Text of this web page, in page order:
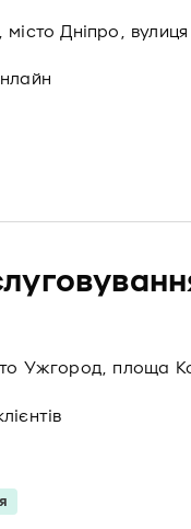
місто Дніпро,
Ужгород, площа